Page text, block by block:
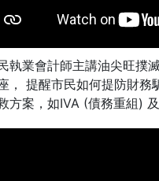
執業會計師主講油尖旺撲
， 提醒市民如何提防財務
方案，如IVA (債務重組)